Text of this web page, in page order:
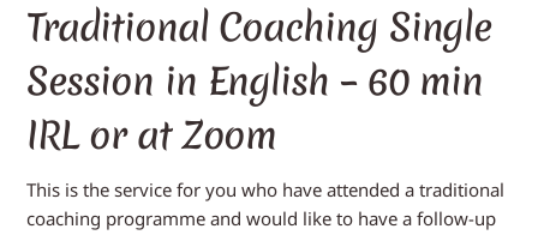
Traditional Coaching Single
Session in English – 60 min
IRL or at Zoom
This is the service for you who have attended a traditional
coaching programme and would like to have a follow-up